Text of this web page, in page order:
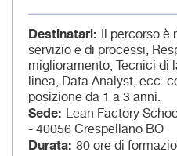
Destinatari Il percorso è
servizio e di processi,
miglioramento, Tecnici di
linea, Data Analyst, ecc.
posizione da 1 a 3 anni.
Sede Lean Factory
- 40056 Crespellano BO
Durata 80 ore di